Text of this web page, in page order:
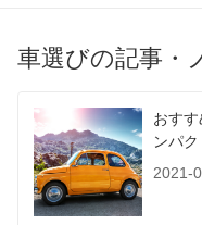
車選びの記事・
おす
ンパ
2021-